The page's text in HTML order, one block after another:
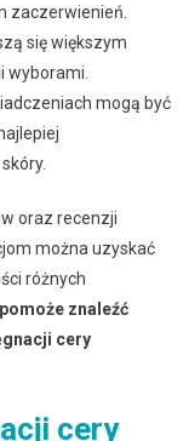
zaczerwienień.
się większym
wyborami.
mogą być
oraz recenzji
można uzyskać
różnych
znaleźć
cery
cery